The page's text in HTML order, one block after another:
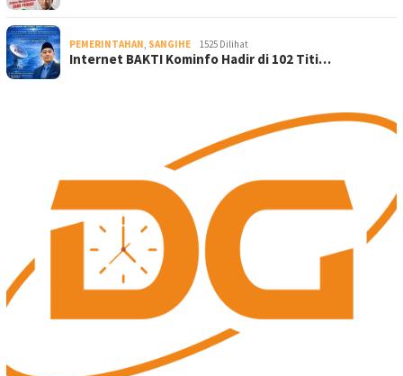
PEMERINTAHAN, SANGIHE 1525 Dilihat
Internet BAKTI Kominfo Hadir di 102 Titi…